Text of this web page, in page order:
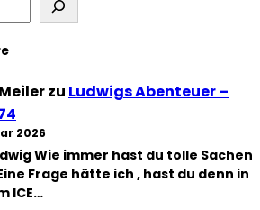
zu Ludwigs Abenteuer –
2026
Wie immer hast du tolle Sachen
Frage hätte ich , hast du denn in
ICE…